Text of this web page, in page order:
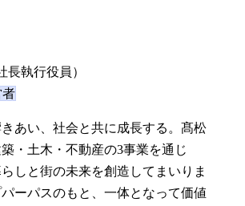
長執行役員）
者
あい、社会と共に成長する。髙松
・土木・不動産の3事業を通じ
しと街の未来を創造してまいりま
ーパスのもと、一体となって価値